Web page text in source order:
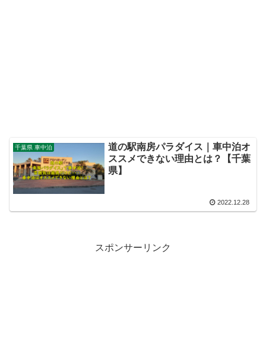
千葉県 車中泊
道の駅南房パラダイス｜車中泊オ
ススメできない理由とは？【千葉
県】
2022.12.28
スポンサーリンク